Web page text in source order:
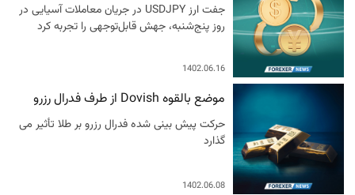
جفت ارز USDJPY در جریان معاملات آسیایی در
روز پنج‌شنبه، جهش قابل‌توجهی را تجربه کرد
1402.06.16
موضع بالقوه Dovish از طرف فدرال رزرو
حرکت پیش بینی شده فدرال رزرو بر طلا تأثیر می
گذارد
1402.06.08